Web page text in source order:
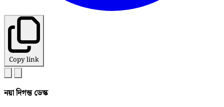
Copy link
নয়া দিগন্ত ডেস্ক